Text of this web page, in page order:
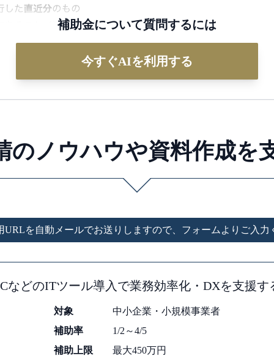
補助金について質問するには
今すぐAIを利用する
のノウハウや資料作成を
URLを自動メールでお送りしますので、 フォームよりご入力
などのITツール導入で業務効率化・DXを支援す
対象
中小企業・小規模事業者
補助率
1/2～4/5
補助上限
最大450万円